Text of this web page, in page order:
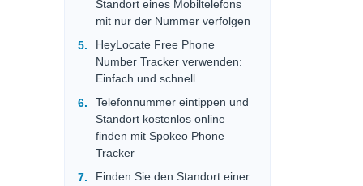
Standort eines Mobiltelefons
mit nur der Nummer verfolgen
HeyLocate Free Phone
Number Tracker verwenden:
Einfach und schnell
Telefonnummer eintippen und
Standort kostenlos online
finden mit Spokeo Phone
Tracker
Finden Sie den Standort einer